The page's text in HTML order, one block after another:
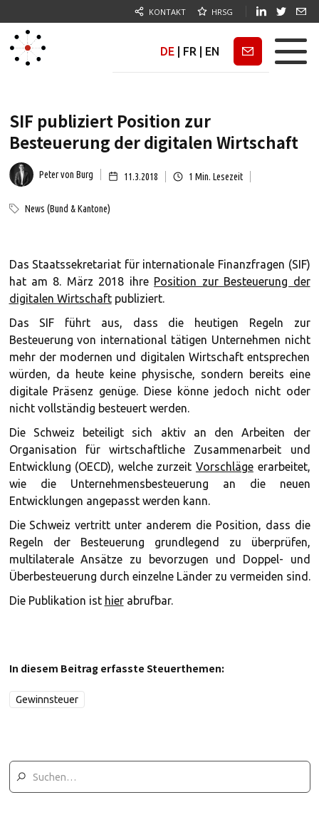
KONTAKT HRSG
DE FR EN Newsletter
SIF publiziert Position zur
Besteuerung der digitalen Wirtschaft
Peter von Burg 11.3.2018 1 Min. Lesezeit
News (Bund & Kantone)
Das Staatssekretariat für internationale Finanzfragen (SIF)
hat am 8. März 2018 ihre Position zur Besteuerung der
digitalen Wirtschaftpubliziert.
Das SIF führt aus, dass die heutigen Regeln zur
Besteuerung von international tätigen Unternehmen nicht
mehr der modernen und digitalen Wirtschaft entsprechen
würden, da heute keine physische, sondern bereits eine
digitale Präsenz genüge. Diese könne jedoch nicht oder
nicht vollständig besteuert werden.
Die Schweiz beteiligt sich aktiv an den Arbeiten der
Organisation für wirtschaftliche Zusammenarbeit und
Entwicklung (OECD), welche zurzeit Vorschlägeerarbeitet,
wie die Unternehmensbesteuerung an die neuen
Entwicklungen angepasst werden kann.
Die Schweiz vertritt unter anderem die Position, dass die
Regeln der Besteuerung grundlegend zu überprüfen,
multilaterale Ansätze zu bevorzugen und Doppel- und
Überbesteuerung durch einzelne Länder zu vermeiden sind.
Die Publikation ist hierabrufbar.
In diesem Beitrag erfasste Steuerthemen:
Gewinnsteuer